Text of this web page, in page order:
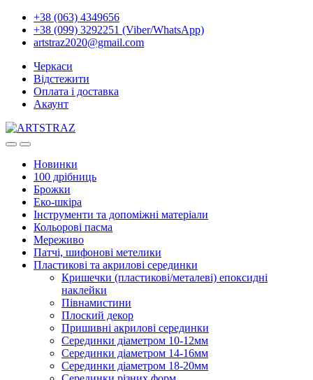
+38 (063) 4349656
+38 (099) 3292251 (Viber/WhatsApp)
artstraz2020@gmail.com
Черкаси
Відстежити
Оплата і доставка
Акаунт
Новинки
100 дрібниць
Брожки
Еко-шкіра
Інструменти та допоміжні матеріали
Кольорові пасма
Мереживо
Патчі, шифонові метелики
Пластикові та акрилові серединки
Кришечки (пластикові/металеві) епоксидні
наклейки
Півнамистини
Плоский декор
Пришивні акрилові серединки
Серединки діаметром 10-12мм
Серединки діаметром 14-16мм
Серединки діаметром 18-20мм